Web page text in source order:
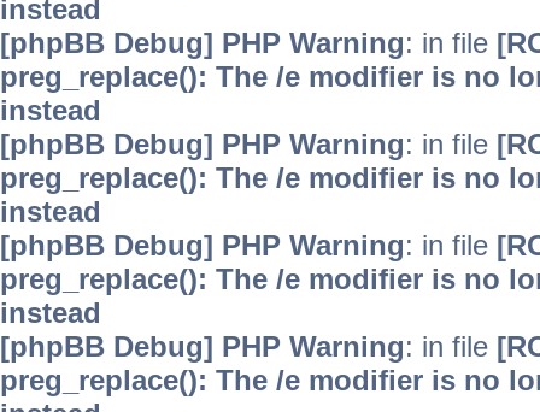
instead
[phpBB Debug] PHP Warning: in file
preg_replace(): The /e modifier is no
instead
[phpBB Debug] PHP Warning: in file
preg_replace(): The /e modifier is no
instead
[phpBB Debug] PHP Warning: in file
preg_replace(): The /e modifier is no
instead
[phpBB Debug] PHP Warning: in file
preg_replace(): The /e modifier is no